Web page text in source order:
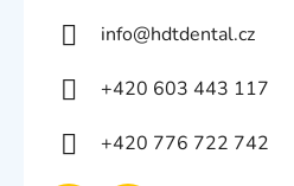
info@hdtdental.cz
+420 603 443 117
+420 776 722 742